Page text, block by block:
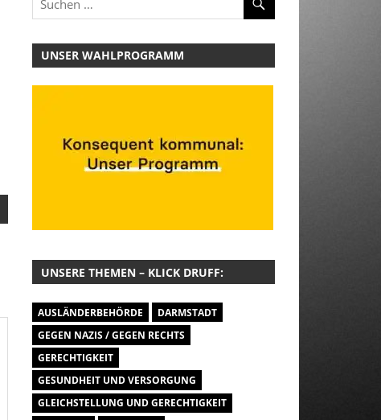
UNSER WAHLPROGRAMM
UNSERE THEMEN – KLICK DRUFF:
AUSLÄNDERBEHÖRDE
DARMSTADT
GEGEN NAZIS / GEGEN RECHTS
GERECHTIGKEIT
GESUNDHEIT UND VERSORGUNG
GLEICHSTELLUNG UND GERECHTIGKEIT